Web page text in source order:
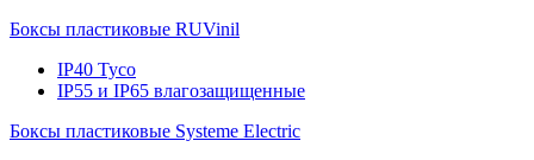
Боксы пластиковые RUVinil
IP40 Тусо
IP55 и IP65 влагозащищенные
Боксы пластиковые Systeme Electric